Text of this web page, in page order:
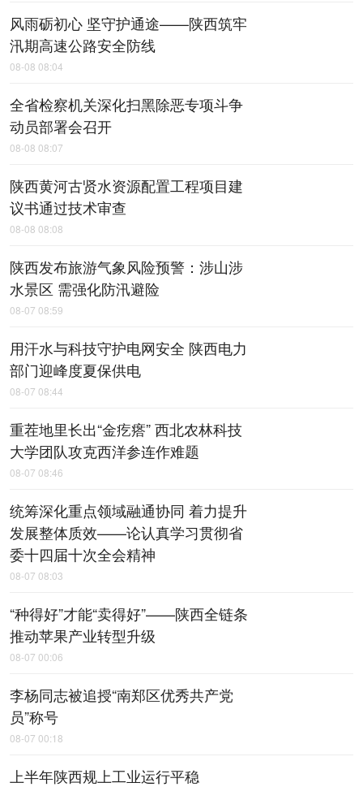
风雨砺初心 坚守护通途——陕西筑牢
汛期高速公路安全防线
08-08 08:04
全省检察机关深化扫黑除恶专项斗争
动员部署会召开
08-08 08:07
陕西黄河古贤水资源配置工程项目建
议书通过技术审查
08-08 08:08
陕西发布旅游气象风险预警：涉山涉
水景区 需强化防汛避险
08-07 08:59
用汗水与科技守护电网安全 陕西电力
部门迎峰度夏保供电
08-07 08:44
重茬地里长出“金疙瘩” 西北农林科技
大学团队攻克西洋参连作难题
08-07 08:46
统筹深化重点领域融通协同 着力提升
发展整体质效——论认真学习贯彻省
委十四届十次全会精神
08-07 08:03
“种得好”才能“卖得好”——陕西全链条
推动苹果产业转型升级
08-07 00:06
李杨同志被追授“南郑区优秀共产党
员”称号
08-07 00:18
上半年陕西规上工业运行平稳